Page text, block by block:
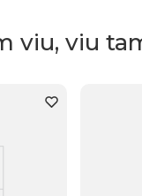
viu, viu